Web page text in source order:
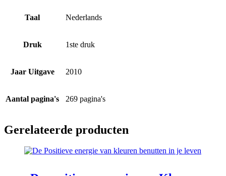
Taal Nederlands
Druk 1ste druk
Jaar Uitgave 2010
Aantal pagina's 269 pagina's
Gerelateerde producten